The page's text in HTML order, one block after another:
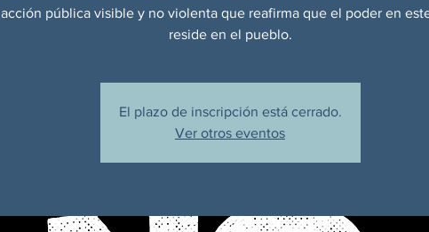
acción pública visible y no violenta que reafirma que el poder en
reside en el pueblo.
El plazo de inscripción está cerrado.
Ver otros eventos